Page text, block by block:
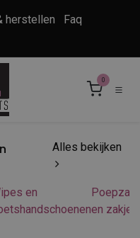
herstellen
Faq
0
Alles bekijken
en
en zakjes